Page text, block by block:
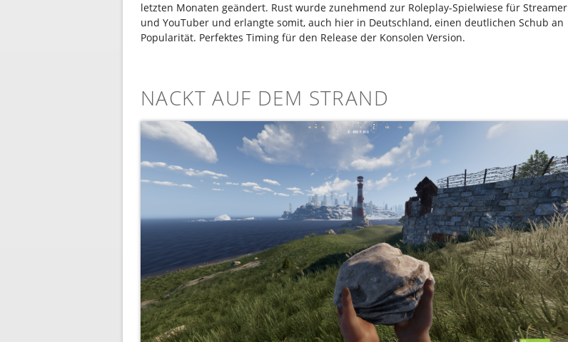
letzten Monaten geändert. Rust wurde zunehmend zur Roleplay-Spielwiese für Streamer
und YouTuber und erlangte somit, auch hier in Deutschland, einen deutlichen Schub an
Popularität. Perfektes Timing für den Release der Konsolen Version.
NACKT AUF DEM STRAND